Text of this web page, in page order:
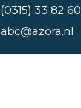
(0315) 33 82 60
abc@azora.nl